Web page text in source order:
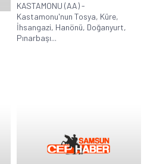
KASTAMONU (AA) -
Kastamonu'nun Tosya, Küre,
İhsangazi, Hanönü, Doğanyurt,
Pınarbaşı...